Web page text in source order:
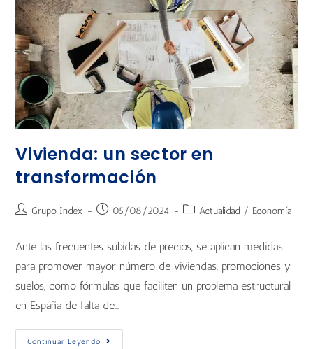
Vivienda: un sector en
transformación
Grupo Index 05/08/2024 Actualidad / Economía
Ante las frecuentes subidas de precios, se aplican medidas
para promover mayor número de viviendas, promociones y
suelos, como fórmulas que faciliten un problema estructural
en España de falta de…
Continuar Leyendo